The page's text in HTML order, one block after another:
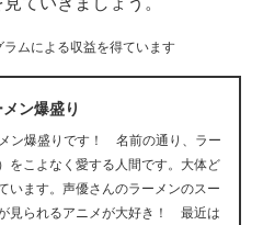
ムによる収益を得ています
ン爆盛り
ン爆盛りです！ 名前の通り、ラー
をこよなく愛する人間です。大体ど
います。声優さんのラーメンのスー
見られるアニメが大好き！ 最近は